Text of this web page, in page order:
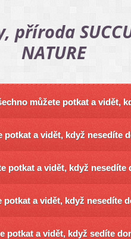
NATURE
můžete potkat a vidět,
potkat a vidět, když nesedíte
potkat a vidět, když nesedíte
potkat a vidět, když nesedíte
potkat a vidět, když sedíte